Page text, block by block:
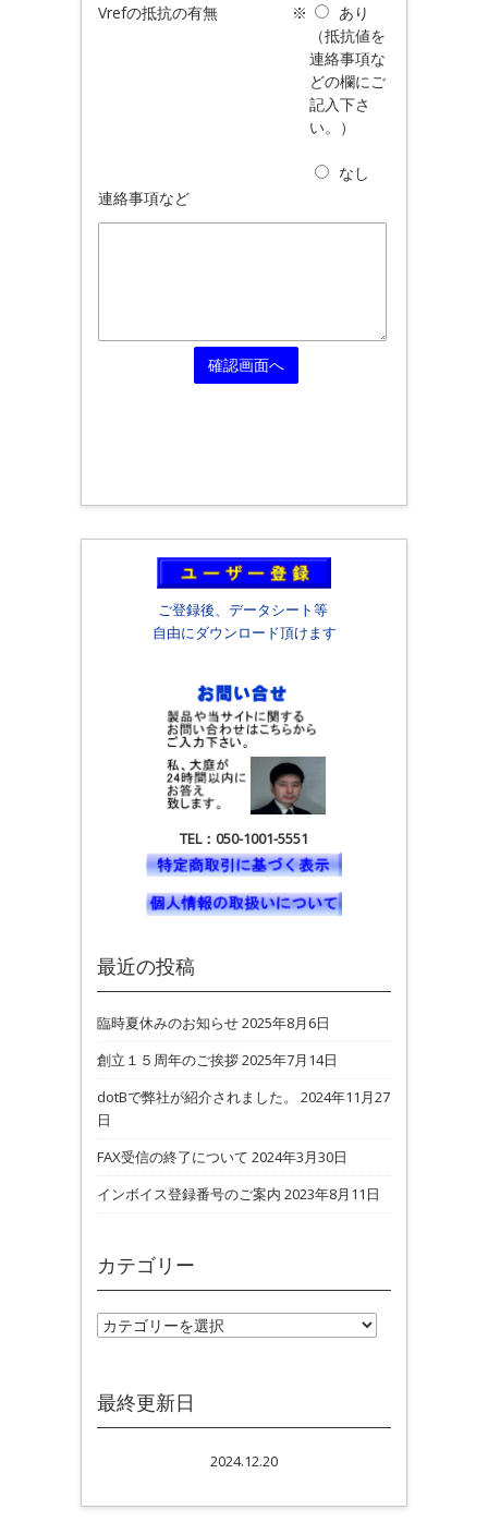
Vrefの抵抗の有無
※
あり
（抵抗値を
連絡事項な
どの欄にご
記入下さ
い。）
なし
連絡事項など
ご登録後、データシート等
自由にダウンロード頂けます
TEL：050-1001-5551
最近の投稿
臨時夏休みのお知らせ2025年8月6日
創立１５周年のご挨拶2025年7月14日
dotBで弊社が紹介されました。
2024年11月27
日
FAX受信の終了について 2024年3月30日
インボイス登録番号のご案内 2023年8月11日
カテゴリー
カテゴリー
最終更新日
2024.12.20